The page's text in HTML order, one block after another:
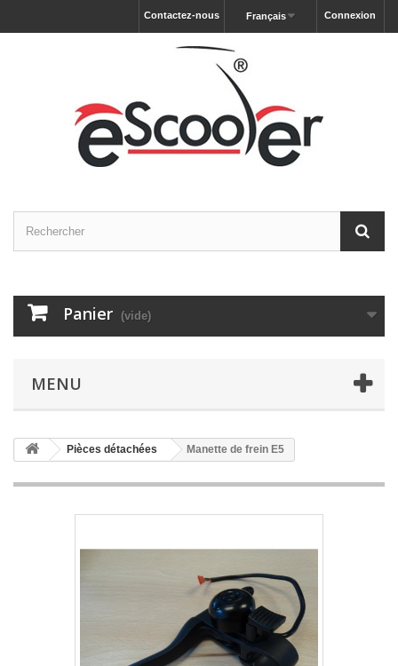
Connexion
Français
Contactez-nous
Panier (vide)
MENU
Pièces détachées Manette de frein E5